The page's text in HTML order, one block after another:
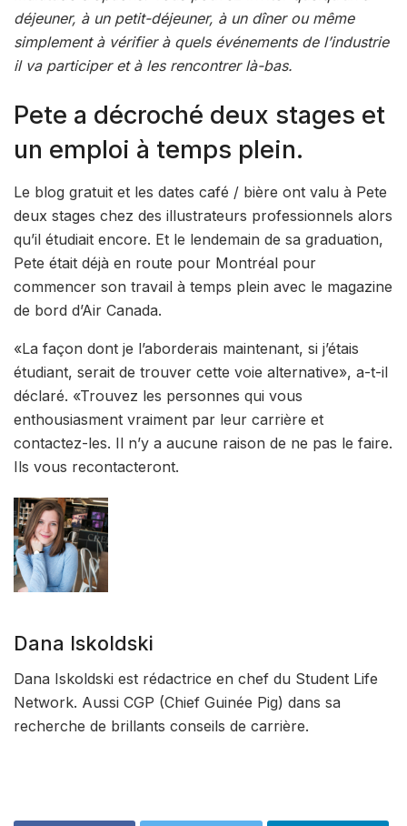
déjeuner, à un petit-déjeuner, à un dîner ou même
simplement à vérifier à quels événements de l’industrie
il va participer et à les rencontrer là-bas.
Pete a décroché deux stages et
un emploi à temps plein.
Le blog gratuit et les dates café / bière ont valu à Pete
deux stages chez des illustrateurs professionnels alors
qu’il étudiait encore. Et le lendemain de sa graduation,
Pete était déjà en route pour Montréal pour
commencer son travail à temps plein avec le magazine
de bord d’Air Canada.
«La façon dont je l’aborderais maintenant, si j’étais
étudiant, serait de trouver cette voie alternative», a-t-il
déclaré. «Trouvez les personnes qui vous
enthousiasment vraiment par leur carrière et
contactez-les. Il n’y a aucune raison de ne pas le faire.
Ils vous recontacteront.
Dana Iskoldski
Dana Iskoldski est rédactrice en chef du Student Life
Network. Aussi CGP (Chief Guinée Pig) dans sa
recherche de brillants conseils de carrière.